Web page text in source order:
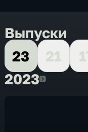
Выпуски
23
21
20232023